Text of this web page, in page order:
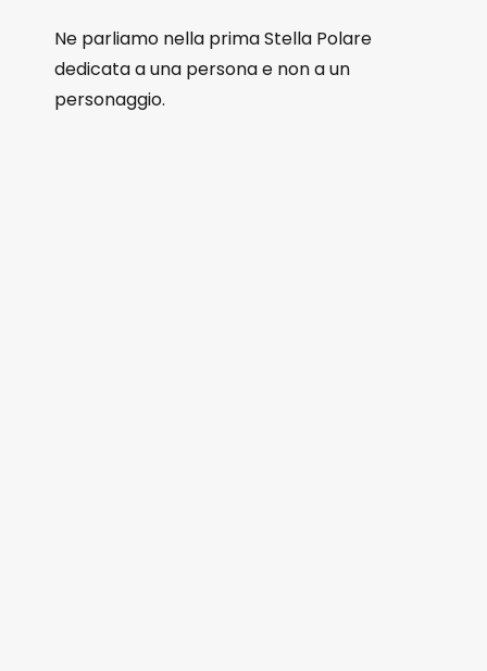
Ne parliamo nella prima Stella Polare
dedicata a una persona e non a un
personaggio.